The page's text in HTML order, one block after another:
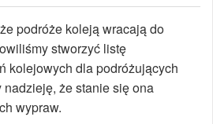
podróże koleją wracają do
stworzyć listę
kolejowych dla podróżujących
że stanie się ona
wypraw.